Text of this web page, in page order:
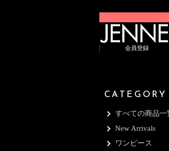
会員登録
CATEGORY
すべての商品一
New Arrivals
ワンピース